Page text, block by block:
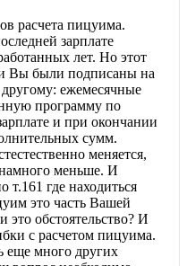
расчета пицуима.
зарплате
лет. Но этот
Вы были подписаны на
другому: ежемесячные
программу по
и при окончании
сумм.
меняется,
меньше. И
т.161 где находиться
это часть Вашей
обстоятельство? И
с расчетом пицуима.
еще много других